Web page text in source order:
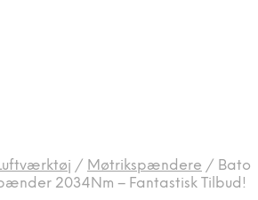
/ Møtrikspændere / Bato
2034Nm – Fantastisk Tilbud!